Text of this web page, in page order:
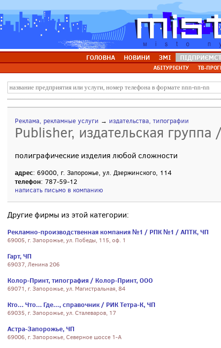
ГОЛОВНА НОВИНИ ЗМІ
АБІТУРІЄНТУ ТВ-
Реклама, рекламные услуги → издательства, типографии
Publisher, издательская
полиграфические изделия любой сложности
адрес: 69000, г. Запорожье, ул. Дзержинского, 114
телефон: 787-59-12
написать письмо в компанию
Другие фирмы из этой категории:
Рекламно-производственная компания №1 / РПК №1 / АПТК, ЧП
69005, г. Запорожье, ул. Победы, 115, оф. 1
Гарт, ЧП
69037, Ленина 206
Колор-Принт, типография / Колор-Принт, ООО
69071, г. Запорожье, ул. Магистральная, 84
Кто... Что... Где..., справочник / РИК Тетра-К, ЧП
69035, г. Запорожье, ул. Сталеваров, 17
Астра-Запорожье, ЧП
69006, г. Запорожье, Северное шоссе 1-А